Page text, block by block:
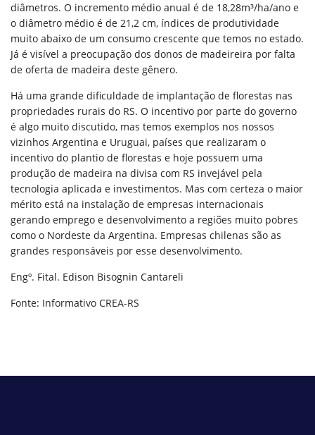
diâmetros. O incremento médio anual é de 18,28m³/ha/ano e
o diâmetro médio é de 21,2 cm, índices de produtividade
muito abaixo de um consumo crescente que temos no estado.
Já é visível a preocupação dos donos de madeireira por falta
de oferta de madeira deste gênero.
Há uma grande dificuldade de implantação de florestas nas
propriedades rurais do RS. O incentivo por parte do governo
é algo muito discutido, mas temos exemplos nos nossos
vizinhos Argentina e Uruguai, países que realizaram o
incentivo do plantio de florestas e hoje possuem uma
produção de madeira na divisa com RS invejável pela
tecnologia aplicada e investimentos. Mas com certeza o maior
mérito está na instalação de empresas internacionais
gerando emprego e desenvolvimento a regiões muito pobres
como o Nordeste da Argentina. Empresas chilenas são as
grandes responsáveis por esse desenvolvimento.
Engº. Fital. Edison Bisognin Cantareli
Fonte: Informativo CREA-RS